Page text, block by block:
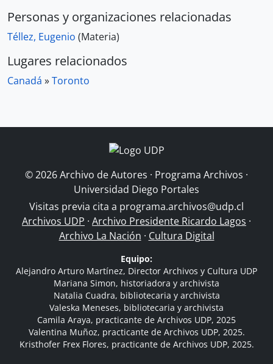
Personas y organizaciones relacionadas
Téllez, Eugenio (Materia)
Lugares relacionados
Canadá »Toronto
© 2026 Archivo de Autores · Programa Archivos ·
Universidad Diego Portales
Visitas previa cita a programa.archivos@udp.cl
Archivos UDP · Archivo Presidente Ricardo Lagos ·
Archivo La Nación · Cultura Digital
Equipo:
Alejandro Arturo Martínez, Director Archivos y Cultura UDP
Mariana Simon, historiadora y archivista
Natalia Cuadra, bibliotecaria y archivista
Valeska Meneses, bibliotecaria y archivista
Camila Araya, practicante de Archivos UDP, 2025
Valentina Muñoz, practicante de Archivos UDP, 2025.
Kristhofer Frex Flores, practicante de Archivos UDP, 2025.